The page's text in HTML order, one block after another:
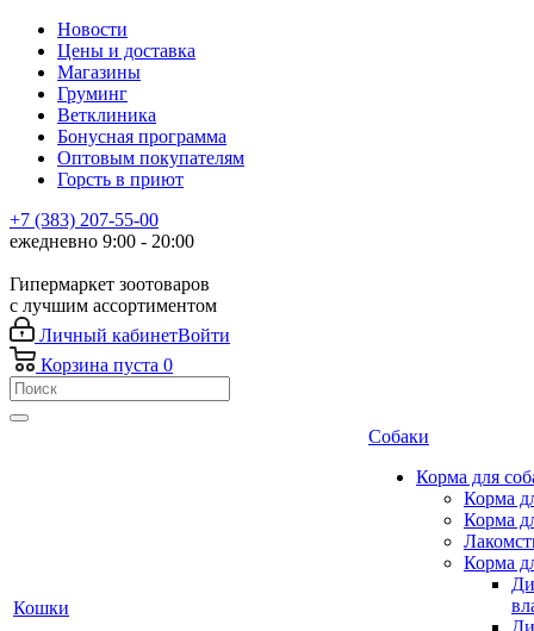
Новости
Цены и доставка
Магазины
Груминг
Ветклиника
Бонусная программа
Оптовым покупателям
Горсть в приют
+7 (383) 207-55-00
ежедневно 9:00 - 20:00
Гипермаркет зоотоваров
с лучшим ассортиментом
Личный кабинетВойти
Корзина пуста 0
Кошки
Собаки
Корма для
Корма
Корма
Корма